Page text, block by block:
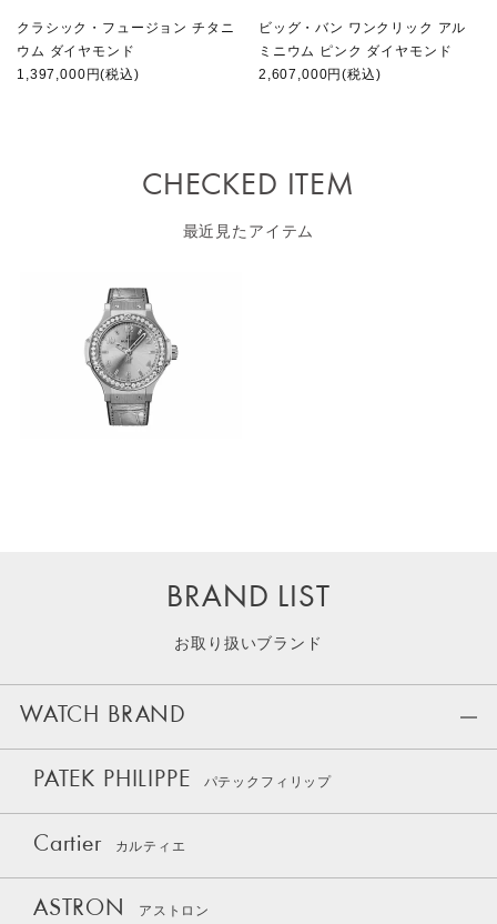
クラシック・フュージョン チタニ
ウム ダイヤモンド
1,397,000円(税込)
ビッグ・バン ワンクリック アル
ミニウム ピンク ダイヤモンド
2,607,000円(税込)
CHECKED ITEM
最近見たアイテム
BRAND LIST
お取り扱いブランド
WATCH BRAND
PATEK PHILIPPE パテックフィリップ
Cartier カルティエ
ASTRON アストロン